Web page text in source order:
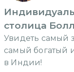
столица
Увидеть самый
самый богатый
в Индии!